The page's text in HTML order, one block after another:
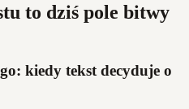
to dziś pole bitwy
kiedy tekst decyduje o